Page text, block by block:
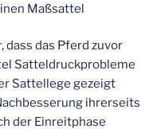
Maßsattel
dass das Pferd zuvor
Satteldruckprobleme
Sattellege gezeigt
ihrerseits
der Einreitphase